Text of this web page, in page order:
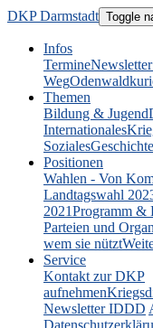
DKP Darmstadt Toggle
Infos
Termine
Weg
Themen
Bildung & Jugend
Internationales
Soziales
Positionen
Wahlen - Von
Landtagswahl
2021Programm &
Parteien und
wem sie nützt
Service
Kontakt zur DKP
aufnehmen
Newsletter IDDD